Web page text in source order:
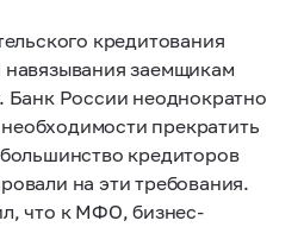
кредитования
заемщикам
Банк России неоднократно
прекратить
кредиторов
на эти требования.
что к МФО, бизнес-